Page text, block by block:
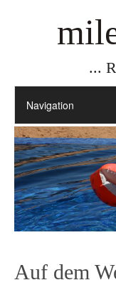
...
Auf dem